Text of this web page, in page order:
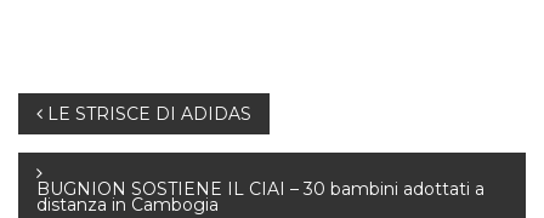
Navigazione
articoli
LE STRISCE DI ADIDAS
BUGNION SOSTIENE IL CIAI – 30 bambini adottati a
distanza in Cambogia